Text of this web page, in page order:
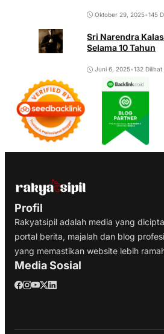
Oktober 29, 2025•145
Sri Narendra
Selama 10 Tahun
Juni 6, 2025•132 Dilihat
Profil
Rakyatsipil adalah media yang
portal berita, majalah dan blog
yang memastikan website lebih
Media Sosial